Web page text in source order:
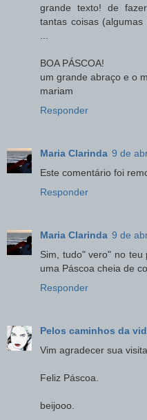
grande texto! de
tantas coisas
...
BOA PÁSCOA!
um grande abraço e o
mariam
Responder
Maria Clarinda 9 de
Este comentário foi
Responder
Maria Clarinda 9 de
Sim, tudo" vero" no teu
uma Páscoa cheia de
Responder
Pelos caminhos da
Vim agradecer sua
Feliz Páscoa.
beijooo.